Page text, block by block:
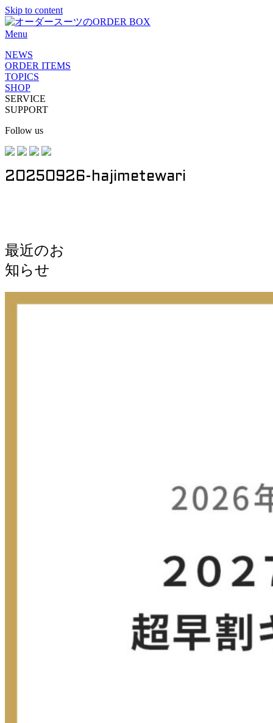
Skip to content
Menu
NEWS
ORDER ITEMS
TOPICS
SHOP
SERVICE
SUPPORT
Follow us
20250926-hajimetewari
最近のお
知らせ